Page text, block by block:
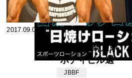
級 予選・決
勝】
2021年9月11
日開催 第25回
日本クラス別
男子ボディビ
ル選手権大
会、第25回日
JBBF
2017.09.04
2017 神奈川県
ボディビル選
手権大会 大会
JBBF